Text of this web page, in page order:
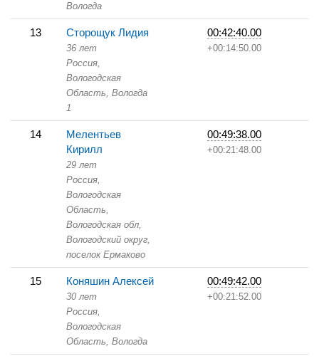
Вологда
13 Сторощук Лидия
36 лет
Россия,
Вологодская
Область, Вологда
1
00:42:40.00
+00:14:50.00
14
Мелентьев
Кирилл
29 лет
Россия,
Вологодская
Область,
Вологодская обл,
Вологодский округ,
поселок Ермаково
00:49:38.00
+00:21:48.00
15 Коняшин Алексей
30 лет
Россия,
Вологодская
Область, Вологда
00:49:42.00
+00:21:52.00